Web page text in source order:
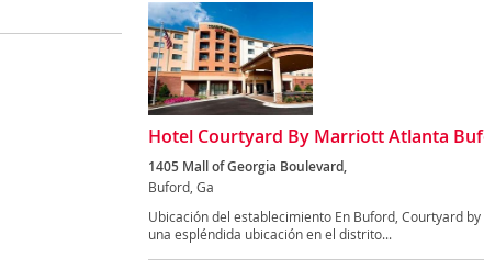
Hotel Courtyard By Marriott Atlanta
1405 Mall of Georgia Boulevard,
Buford, Ga
Ubicación del establecimiento En Buford, Courtyard
una espléndida ubicación en el distrito...